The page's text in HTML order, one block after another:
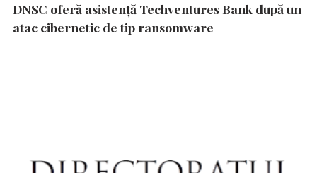
DNSC oferă asistență Techventures Bank după un
atac cibernetic de tip ransomware